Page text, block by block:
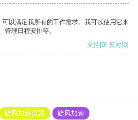
以满足我所有的工作需求。我可以使用它来
管理日程安排等。
支持[0] 反对[0]
旋风加速度器 旋风加速